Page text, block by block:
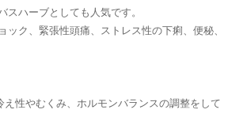
ハーブとしても人気です。
ク、緊張性頭痛、ストレス性の下痢、便秘、
性やむくみ、ホルモンバランスの調整をして